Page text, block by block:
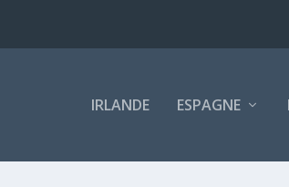
IRLANDE ESPAGNE